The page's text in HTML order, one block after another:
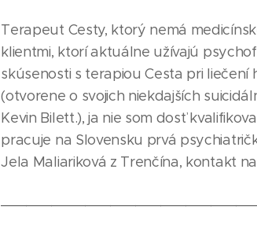
Terapeut Cesty, ktorý nemá
klientmi, ktorí aktuálne užívajú
skúsenosti s terapiou Cesta pri
(otvorene o svojich niekdajších
Kevin Bilett.), ja nie som dosť
pracuje na Slovensku prvá
Jela Maliariková z Trenčína, kontakt